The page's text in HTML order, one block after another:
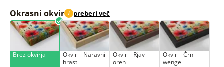
Okrasni okvir i preberi več
Brez okvirja
Okvir – Naravni
hrast
Okvir – Rjav
oreh
Okvir – Črni
wenge